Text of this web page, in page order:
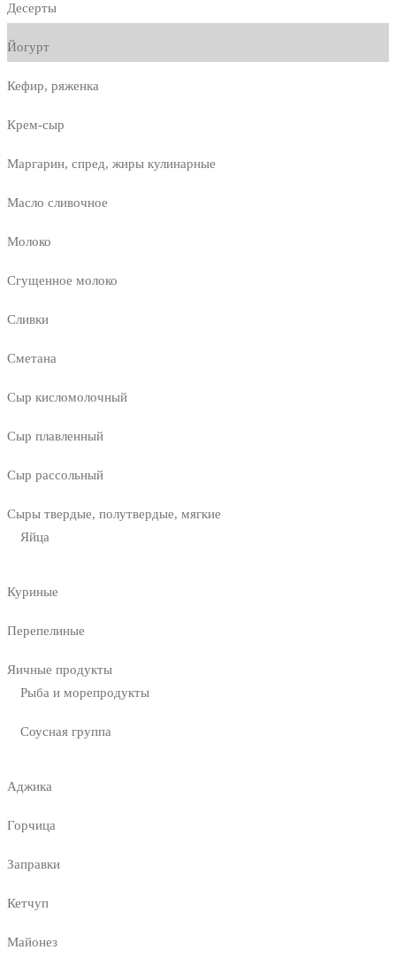
Десерты
Йогурт
Кефир, ряженка
Крем-сыр
Маргарин, спред, жиры кулинарные
Масло сливочное
Молоко
Сгущенное молоко
Сливки
Сметана
Сыр кисломолочный
Сыр плавленный
Сыр рассольный
Сыры твердые, полутвердые, мягкие
Яйца
Куриные
Перепелиные
Яичные продукты
Рыба и морепродукты
Соусная группа
Аджика
Горчица
Заправки
Кетчуп
Майонез